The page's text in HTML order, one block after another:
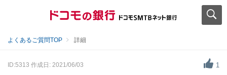
よくあるご質問TOP 詳細
ID:5313 作成日: 2021/06/03 1